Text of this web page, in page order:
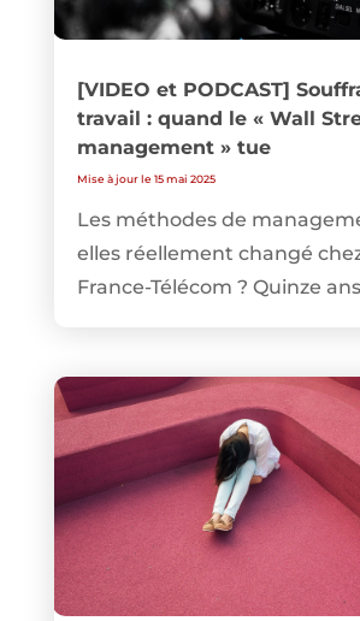
[VIDEO et PODCAST]
travail : quand le « Wall
management » tue
Mise à jour le 15 mai 2025
Les méthodes de
elles réellement changé
France-Télécom ? Quinze